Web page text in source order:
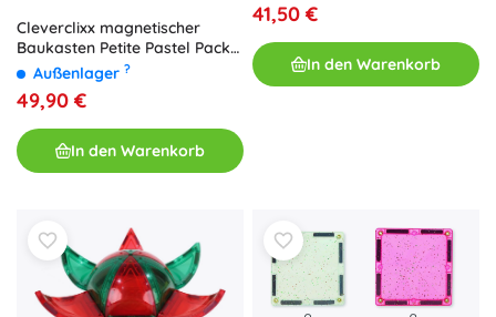
Cleverclixx magnetischer
Baukasten Petite Pastel Pack
(36 Stk.)
Außenlager ?
49,90 €
In den Warenkorb
41,50 €
In den Warenkorb